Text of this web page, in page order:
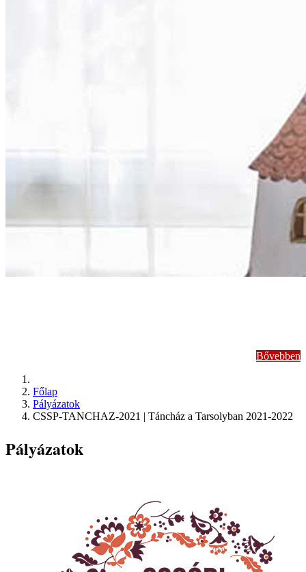
Bővebben
Főlap
Pályázatok
CSSP-TANCHAZ-2021 | Táncház a Tarsolyban 2021-2022
Pályázatok